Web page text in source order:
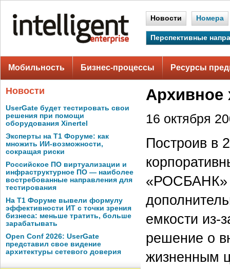
Новости Номера
Перспективные
Мобильность Бизнес-процессы Ресурсы
Новости
UserGate будет тестировать свои
решения при помощи
оборудования Xinertel
Эксперты на Т1 Форуме: как
множить ИИ-возможности,
сокращая риски
Российское ПО виртуализации и
инфраструктурное ПО — наиболее
востребованные направления для
тестирования
На Т1 Форуме вывели формулу
эффективности ИТ с точки зрения
бизнеса: меньше тратить, больше
зарабатывать
Open Conf 2026: UserGate
представил свое видение
архитектуры сетевого доверия
Архивное
16 октября
Построив в
«РОСБАНК»
емкости из-
решение о
жизненным